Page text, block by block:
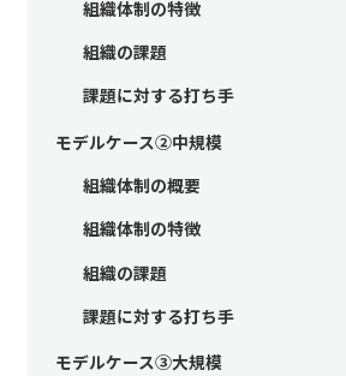
組織体制の特徴
組織の課題
課題に対する打ち手
モデルケース②中規模
組織体制の概要
組織体制の特徴
組織の課題
課題に対する打ち手
モデルケース③大規模